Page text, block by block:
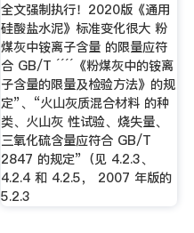
全文强制执行！2020版《通用
硅酸盐水泥》标准变化很大 粉
煤灰中铵离子含量 的限量应符
合 GB/T ´´´´《粉煤灰中的铵离
子含量的限量及检验方法》的规
定”、“火山灰质混合材料 的种
类、火山灰 性试验、烧失量、
三氧化硫含量应符合 GB/T
2847 的规定”（见 4.2.3、
4.2.4 和 4.2.5， 2007 年版的
5.2.3